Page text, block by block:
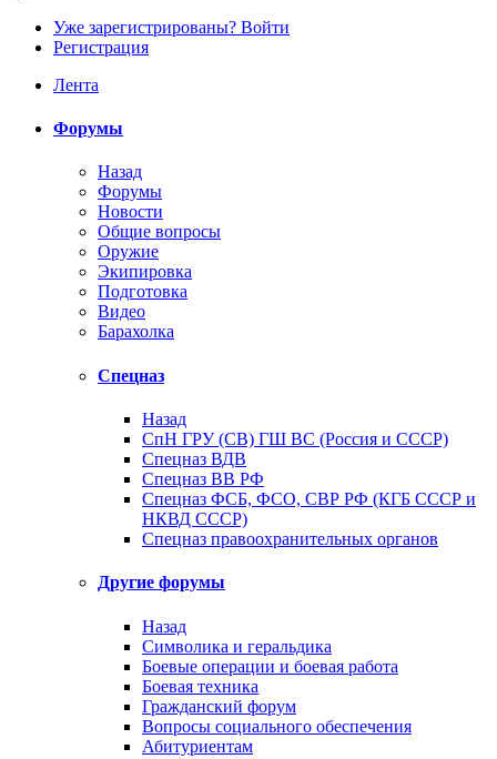
Уже зарегистрированы? Войти
Регистрация
Лента
Форумы
Назад
Форумы
Новости
Общие вопросы
Оружие
Экипировка
Подготовка
Видео
Барахолка
Спецназ
Назад
СпН ГРУ (СВ) ГШ ВС (Россия и СССР)
Спецназ ВДВ
Спецназ ВВ РФ
Спецназ ФСБ, ФСО, СВР РФ (КГБ СССР и
НКВД СССР)
Спецназ правоохранительных органов
Другие форумы
Назад
Символика и геральдика
Боевые операции и боевая работа
Боевая техника
Гражданский форум
Вопросы социального обеспечения
Абитуриентам